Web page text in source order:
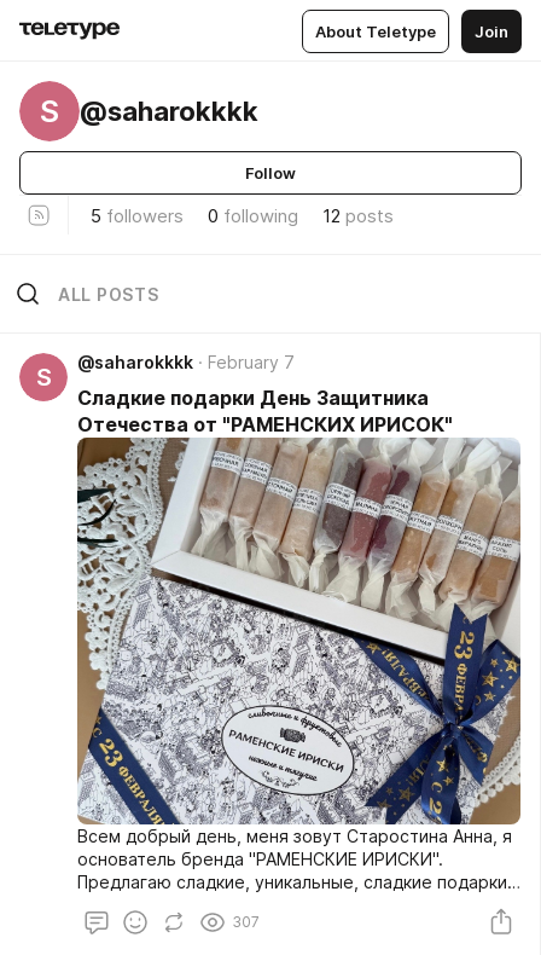
About Teletype Join
S @saharokkkk
Follow
5 followers 0 following 12 posts
ALL POSTS
S
@saharokkkk February 7
Сладкие подарки День Защитника
Отечества от "РАМЕНСКИХ ИРИСОК"
Всем добрый день, меня зовут Старостина Анна, я
основатель бренда "РАМЕНСКИЕ ИРИСКИ".
Предлагаю сладкие, уникальные, сладкие подарки
на 23 февраля, которые подарят радость любому
мальчику и большого и маленького.
307